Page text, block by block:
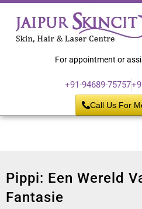
For appointment or
+91-94689-75757
Call Us For
Pippi: Een Wereld
Fantasie